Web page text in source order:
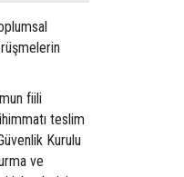
fiili
teslim
Kurulu
ve